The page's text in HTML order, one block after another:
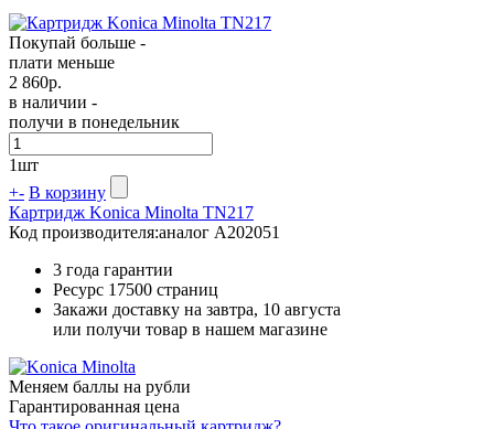
Покупай больше -
плати меньше
2 860р.
в наличии -
получи в понедельник
1шт
+- В корзину
Картридж Konica Minolta TN217
Код производителя:аналог A202051
3 года гарантии
Ресурс 17500 страниц
Закажи доставку на завтра, 10 августа
или получи товар в нашем магазине
Меняем баллы на рубли
Гарантированная цена